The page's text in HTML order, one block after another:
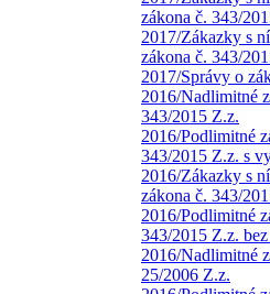
zákona č. 343/
2017/Zákazky s
zákona č. 343/
2017/Správy o
2016/Nadlimitné
343/2015 Z.z.
2016/Podlimitné
343/2015 Z.z. s
2016/Zákazky s
zákona č. 343/
2016/Podlimitné
343/2015 Z.z.
2016/Nadlimitné
25/2006 Z.z.